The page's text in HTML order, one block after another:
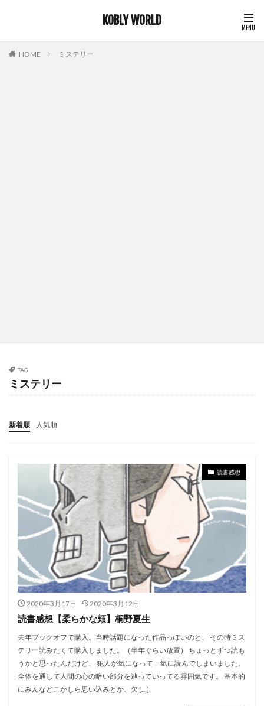
KOBLY WORLD
HOME ミステリー
TAG
ミステリー
新着順 人気順
読書感想
2020年3月17日 2020年3月12日
読書感想【柔らかな頬】桐野夏生
去年ブックオフで購入。当時話題になった作品っぽいのと、 その時ミス
テリー読みたくて購入しました。（半年ぐらい放置） ちょっとずつ読も
うかと思ったんだけど、 犯人が気になって一気に読んでしまいました。
全体を通して人間の心の暗い部分を辿っていってる雰囲気です。 基本的
にみんなどこかしら思い込みとか、欠 […]